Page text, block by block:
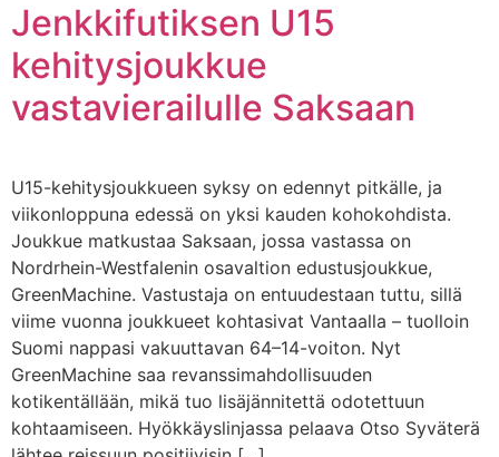
Jenkkifutiksen U15
kehitysjoukkue
vastavierailulle Saksaan
U15-kehitysjoukkueen syksy on edennyt pitkälle, ja
viikonloppuna edessä on yksi kauden kohokohdista.
Joukkue matkustaa Saksaan, jossa vastassa on
Nordrhein-Westfalenin osavaltion edustusjoukkue,
GreenMachine. Vastustaja on entuudestaan tuttu, sillä
viime vuonna joukkueet kohtasivat Vantaalla – tuolloin
Suomi nappasi vakuuttavan 64–14-voiton. Nyt
GreenMachine saa revanssimahdollisuuden
kotikentällään, mikä tuo lisäjännitettä odotettuun
kohtaamiseen. Hyökkäyslinjassa pelaava Otso Syväterä